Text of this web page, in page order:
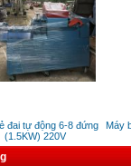
đai tự động 6-8 đứng
(1.5KW) 220V
Máy